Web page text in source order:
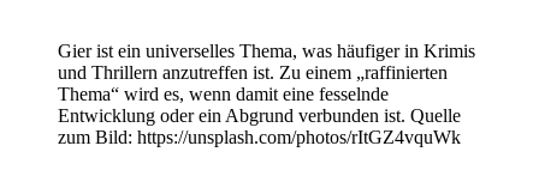
Gier ist ein universelles Thema, was häufiger in Krimis
und Thrillern anzutreffen ist. Zu einem „raffinierten
Thema“ wird es, wenn damit eine fesselnde
Entwicklung oder ein Abgrund verbunden ist. Quelle
zum Bild: https://unsplash.com/photos/rItGZ4vquWk